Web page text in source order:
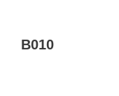
B010